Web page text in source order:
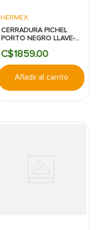
HERMEX
CERRADURA PICHEL
PORTO NEGRO LLAVE-
C$1859.00
Añadir al carrito